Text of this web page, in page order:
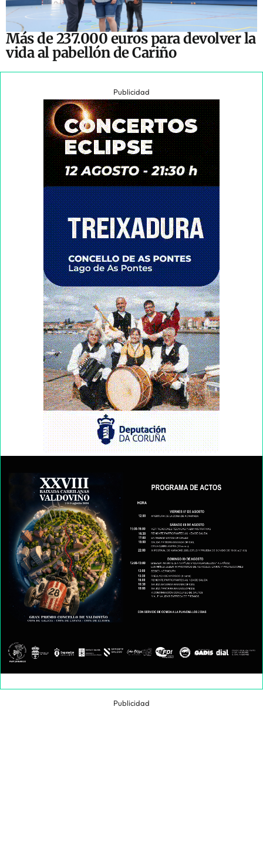
Más de 237.000 euros para devolver la
vida al pabellón de Cariño
Publicidad
Publicidad